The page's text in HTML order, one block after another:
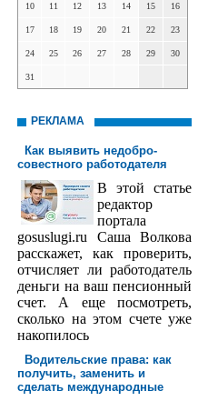
10 11 12 13 14 15 16
17 18 19 20 21 22 23
24 25 26 27 28 29 30
31
РЕКЛАМА
Как выявить недобро­
совестного работодателя
В этой статье
редактор
порта­ла
gosuslugi.ru Саша Волкова
расскажет, как проверить,
отчисляет ли работодатель
деньги на ваш пенсионный
счет. А еще посмотреть,
сколько на этом счете уже
накопилось
Водительские права: как
получить, заменить и
сделать международ­ные